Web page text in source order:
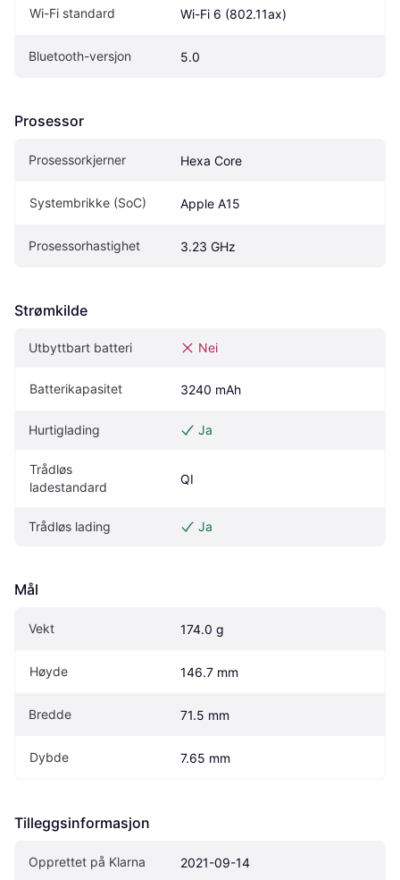
Wi-Fi standard Wi-Fi 6 (802.11ax)
Bluetooth-versjon 5.0
Prosessor
Prosessorkjerner Hexa Core
Systembrikke (SoC) Apple A15
Prosessorhastighet 3.23 GHz
Strømkilde
Utbyttbart batteri Nei
Batterikapasitet 3240 mAh
Hurtiglading Ja
Trådløs
ladestandard
QI
Trådløs lading Ja
Mål
Vekt 174.0 g
Høyde 146.7 mm
Bredde 71.5 mm
Dybde 7.65 mm
Tilleggsinformasjon
Opprettet på Klarna 2021-09-14